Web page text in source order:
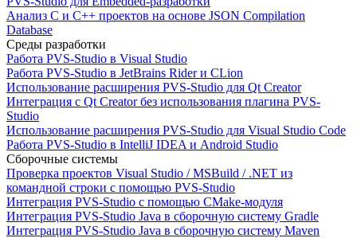
Анализ C и C++ проектов на основе JSON Compilation
Database
Среды разработки
Работа PVS-Studio в Visual Studio
Работа PVS-Studio в JetBrains Rider и CLion
Использование расширения PVS-Studio для Qt Creator
Интеграция с Qt Creator без использования плагина PVS-
Studio
Использование расширения PVS-Studio для Visual Studio Code
Работа PVS-Studio в IntelliJ IDEA и Android Studio
Сборочные системы
Проверка проектов Visual Studio / MSBuild / .NET из
командной строки с помощью PVS-Studio
Интеграция PVS-Studio с помощью CMake-модуля
Интеграция PVS-Studio Java в сборочную систему Gradle
Интеграция PVS-Studio Java в сборочную систему Maven